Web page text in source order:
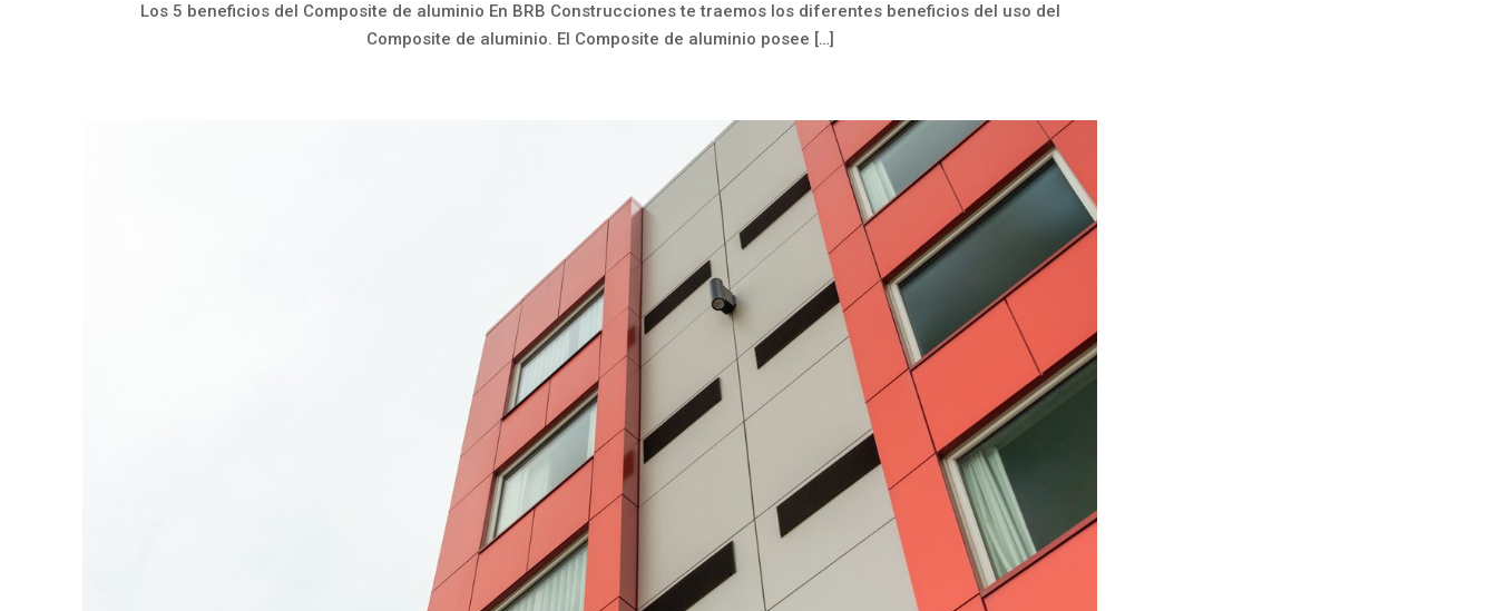
Los 5 beneficios del Composite de aluminio En BRB Construcciones te traemos los diferentes beneficios del uso del
Composite de aluminio. El Composite de aluminio posee […]